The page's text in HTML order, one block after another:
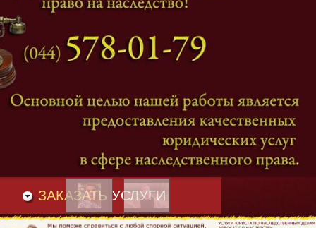
Наследование и Завещание
Оформление наследства
Оспаривание наследства
Адвокат наследственные дела
и Вакансии
ЗАКАЗАТЬ УСЛУГИ